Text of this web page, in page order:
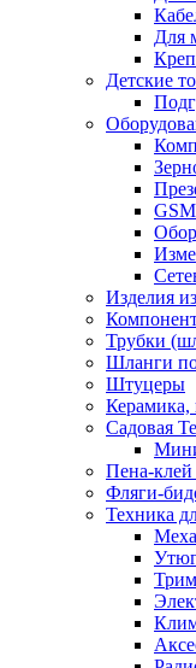
Для
Детские
Изделия
Трубки
Шланги
Штуцеры
Керамика,
Садовая
Пена-
Фляги-
Техника